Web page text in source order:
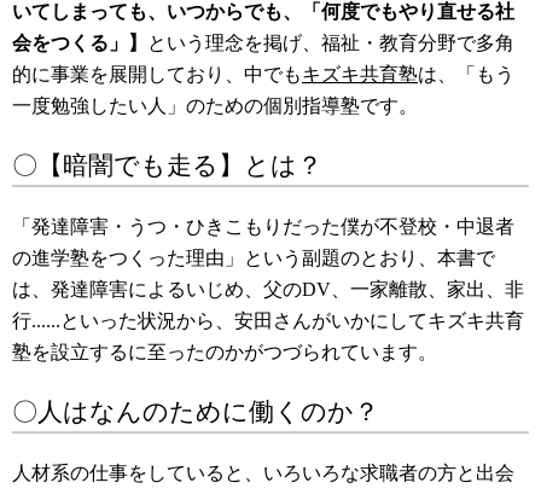
いてしまっても、いつからでも、「何度でもやり直せる社
会をつくる」】
という理念を掲げ、福祉・教育分野で多角
的に事業を展開しており、中でもキズキ共育塾は、「もう
一度勉強したい人」のための個別指導塾です。
〇【暗闇でも走る】とは？
「発達障害・うつ・ひきこもりだった僕が不登校・中退者
の進学塾をつくった理由」という 副題のとおり、本書で
は、発達障害によるいじめ、父のDV、一家離散、家出、非
行......といった状況から、安田さんがいかにしてキズキ共育
塾を設立するに至ったのかがつづられています。
〇人はなんのために働くのか？
人材系の仕事をしていると、いろいろな求職者の方と出会